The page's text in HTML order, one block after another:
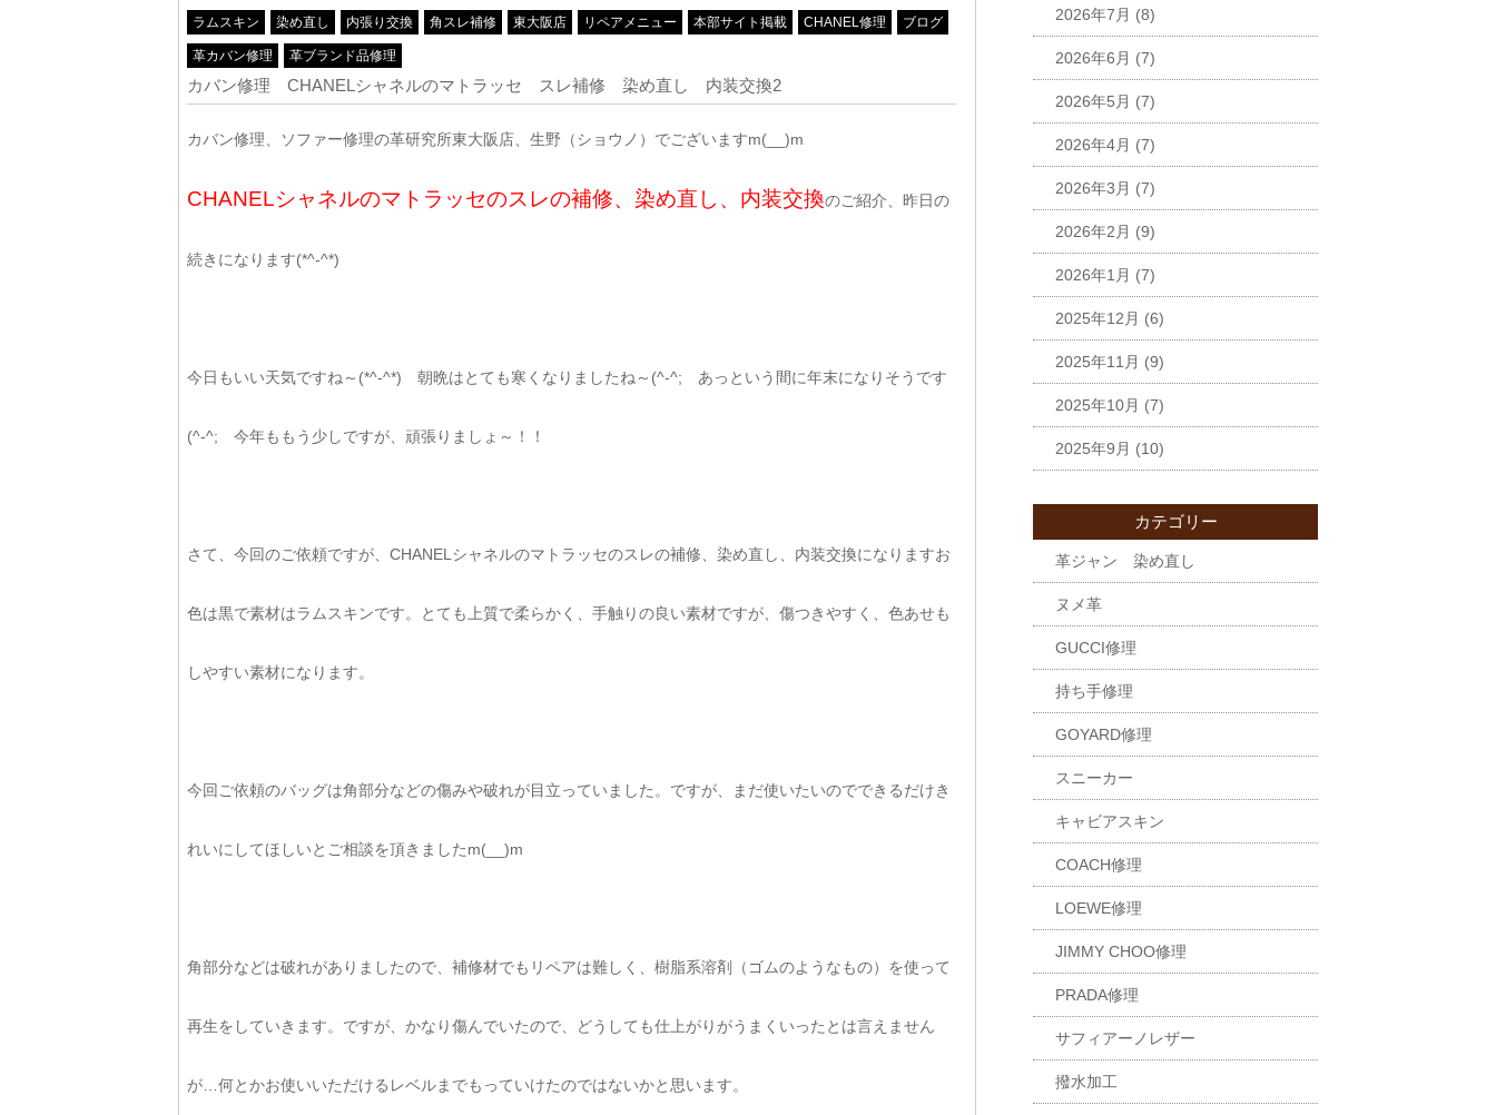
ラムスキン 染め直し 内張り交換 角スレ補修 東大阪店 リペアメニュー 本部サイト掲載 CHANEL修理 ブログ
革カバン修理 革ブランド品修理
カバン修理 CHANELシャネルのマトラッセ スレ補修 染め直し 内装交換2
カバン修理、ソファー修理の革研究所東大阪店、生野（ショウノ）でございますm(__)m
CHANELシャネルのマトラッセのスレの補修、染め直し、内装交換のご紹介、昨日の
続きになります(*^-^*)
今日もいい天気ですね～(*^-^*) 朝晩はとても寒くなりましたね～(^-^; あっという間に年末になりそうです
(^-^; 今年ももう少しですが、頑張りましょ～！！
さて、今回のご依頼ですが、CHANELシャネルのマトラッセのスレの補修、染め直し、内装交換になりますお
色は黒で素材はラムスキンです。とても上質で柔らかく、手触りの良い素材ですが、傷つきやすく、色あせも
しやすい素材になります。
今回ご依頼のバッグは角部分などの傷みや破れが目立っていました。ですが、まだ使いたいのでできるだけき
れいにしてほしいとご相談を頂きましたm(__)m
角部分などは破れがありましたので、補修材でもリペアは難しく、樹脂系溶剤（ゴムのようなもの）を使って
再生をしていきます。ですが、かなり傷んでいたので、どうしても仕上がりがうまくいったとは言えません
が…何とかお使いいただけるレベルまでもっていけたのではないかと思います。
2026年7月 (8)
2026年6月 (7)
2026年5月 (7)
2026年4月 (7)
2026年3月 (7)
2026年2月 (9)
2026年1月 (7)
2025年12月 (6)
2025年11月 (9)
2025年10月 (7)
2025年9月 (10)
カテゴリー
革ジャン 染め直し
ヌメ革
GUCCI修理
持ち手修理
GOYARD修理
スニーカー
キャビアスキン
COACH修理
LOEWE修理
JIMMY CHOO修理
PRADA修理
サフィアーノレザー
撥水加工